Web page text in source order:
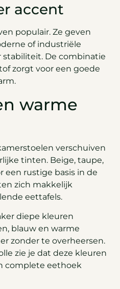
accent
populair. Ze geven
of industriële
stabiliteit. De combinatie
zorgt voor een goede
warme
verschuiven
tinten. Beige, taupe,
een rustige basis in de
zich makkelijk
eettafels.
diepe kleuren
blauw en warme
zonder te overheersen.
zie je dat deze kleuren
complete eethoek